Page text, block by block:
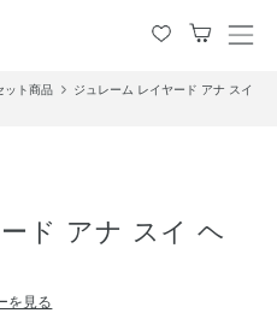
メ
ュ
ット商品
ジュレーム レイヤード アナ スイ
ド アナ スイ ヘ
を見る